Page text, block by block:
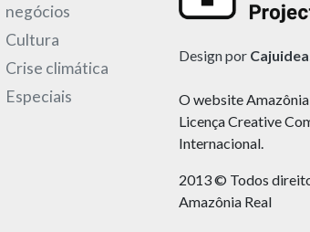
negócios
Cultura
Crise climática
Especiais
Design por
O website
Licença Creative
Internacional.
2013 © Todos
Amazônia Real